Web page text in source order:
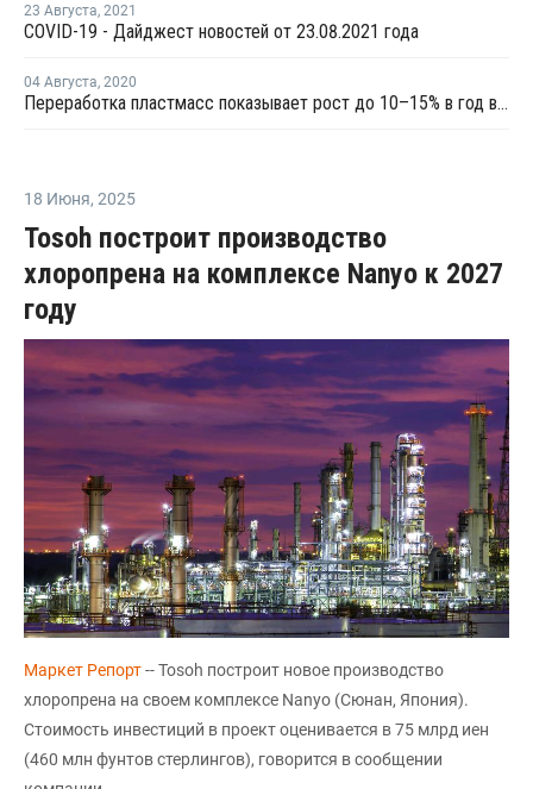
23 Августа, 2021
COVID-19 - Дайджест новостей от 23.08.2021 года
04 Августа, 2020
Переработка пластмасс показывает рост до 10–15% в год во Вьетнаме
18 Июня, 2025
Tosoh построит производство
хлоропрена на комплексе Nanyo к 2027
году
Маркет Репорт-- Tosoh построит новое производство
хлоропрена на своем комплексе Nanyo (Сюнан, Япония).
Стоимость инвестиций в проект оценивается в 75 млрд иен
(460 млн фунтов стерлингов), говорится в сообщении